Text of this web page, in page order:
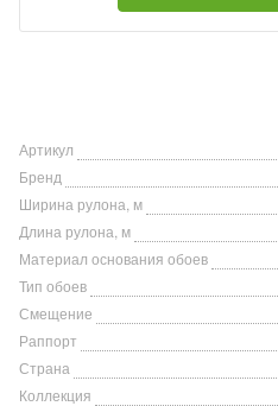
Артикул
Бренд
Ширина рулона, м
Длина рулона, м
Материал основания обоев
Тип обоев
Смещение
Раппорт
Страна
Коллекция